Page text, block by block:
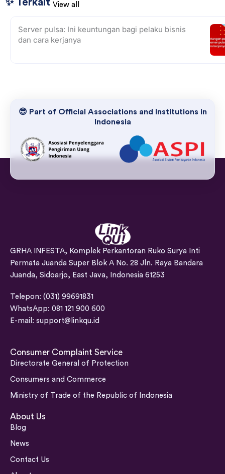
✨ Terkait View all
Server pulsa: Ini keuntungan bagi pelaku bisnis
dan cara kerjanya
😎 Part of Official Associations and Institutions in
Indonesia
GRHA INFESTA, Komplek Perkantoran Ruko Surya Inti
Permata Juanda Super Blok A No. 28 Jln. Raya Bandara
Juanda, Sidoarjo, East Java, Indonesia 61253
Telepon: (031) 99691831
WhatsApp: 081 121 900 600
E-mail: support@linkqu.id
Consumer Complaint Service
Directorate General of Protection
Consumers and Commerce
Ministry of Trade of the Republic of Indonesia
About Us
Blog
News
Contact Us